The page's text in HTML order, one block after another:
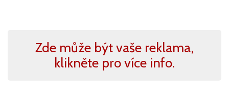
Zde může být vaše reklama,
klikněte pro více info.